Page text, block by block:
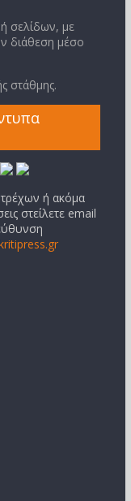
σελίδων, με
διάθεση μέσο
στάθμης.
τρέχων ή ακόμα
στείλετε email